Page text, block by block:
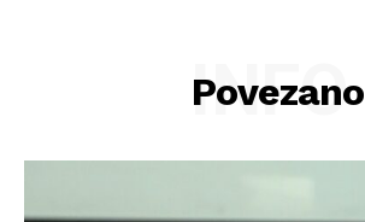
Povezano
INFO